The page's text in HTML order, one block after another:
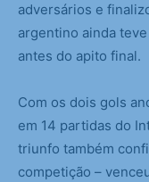
adversários e
argentino ainda
antes do apito final.
Com os dois gols
em 14 partidas do
triunfo também
competição –